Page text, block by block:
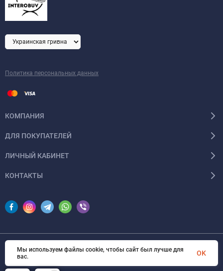
Политика персональных данных
КОМПАНИЯ
ДЛЯ ПОКУПАТЕЛЕЙ
ЛИЧНЫЙ КАБИНЕТ
КОНТАКТЫ
© 2026 InSale. Все права защищены
Мы используем файлы cookie, чтобы сайт был лучше для
вас.
OK